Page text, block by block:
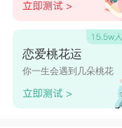
恋爱桃花运
你一生会遇到几朵桃花